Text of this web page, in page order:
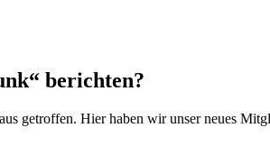
berichten?
getroffen. Hier haben wir unser neues